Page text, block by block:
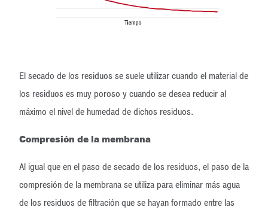
El secado de los residuos se suele utilizar cuando el material de
los residuos es muy poroso y cuando se desea reducir al
máximo el nivel de humedad de dichos residuos.
Compresión de la membrana
Al igual que en el paso de secado de los residuos, el paso de la
compresión de la membrana se utiliza para eliminar más agua
de los residuos de filtración que se hayan formado entre las